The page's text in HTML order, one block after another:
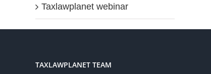
Taxlawplanet webinar
TAXLAWPLANET TEAM